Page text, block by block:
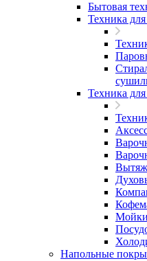
Бытовая
Техника
Техника
Мойки
Напольные